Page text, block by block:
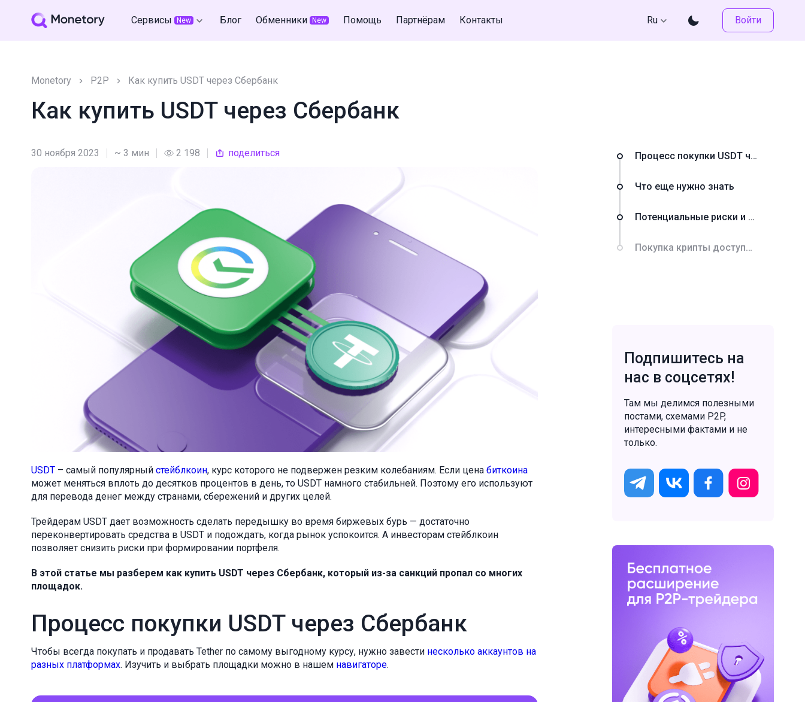
Сервисы New Блог Обменники New Помощь Партнёрам Контакты Ru Войти
Monetory P2P Как купить USDT через Сбербанк
Как купить USDT через Сбербанк
30 ноября 2023 ~ 3 мин 2 198 поделиться
USDT – самый популярный стейблкоин, курс которого не подвержен резким колебаниям. Если цена биткоина
может меняться вплоть до десятков процентов в день, то USDT намного стабильней. Поэтому его используют
для перевода денег между странами, сбережений и других целей.
Трейдерам USDT дает возможность сделать передышку во время биржевых бурь — достаточно
переконвертировать средства в USDT и подождать, когда рынок успокоится. А инвесторам стейблкоин
позволяет снизить риски при формировании портфеля.
В этой статье мы разберем как купить USDT через Сбербанк, который из-за санкций пропал со многих
площадок.
Процесс покупки USDT через Сбербанк
Чтобы всегда покупать и продавать Tether по самому выгодному курсу, нужно завести несколько аккаунтов на
разных платформах. Изучить и выбрать площадки можно в нашем навигаторе.
Процесс покупки USDT через Сбербанк
Что еще нужно знать
Потенциальные риски и меры предосторожности
Покупка крипты доступна каждому
Подпишитесь на
нас в соцсетях!
Там мы делимся полезными
постами, схемами P2P,
интересными фактами и не
только.